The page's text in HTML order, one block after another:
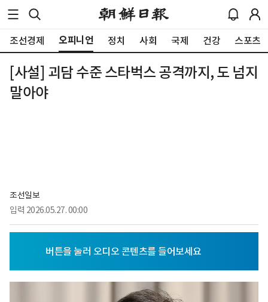
조선경제 오피니언 정치 사회 국제 건강 스포츠
[사설] 괴담 수준 스타벅스 공격까지, 도 넘지
말아야
조선일보
입력 2026.05.27. 00:00